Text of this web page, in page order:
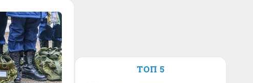
ТОП 5